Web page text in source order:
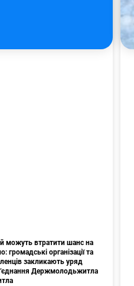
можуть втратити шанс на
громадські організації та
закликають уряд
Держмолодьжитла